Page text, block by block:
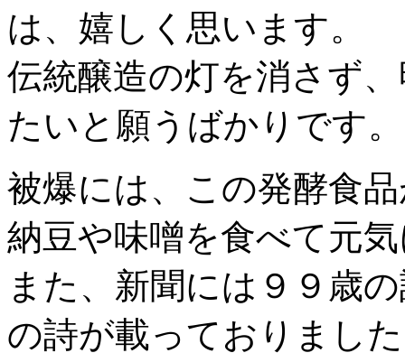
は、嬉しく思います。
伝統醸造の灯を消さず
たいと願うばかりです。
被爆には、この発酵食
納豆や味噌を食べて元
また、新聞には９９歳
の詩が載っておりまし